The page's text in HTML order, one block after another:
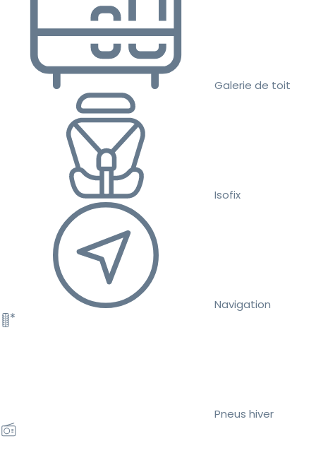
Galerie de toit
Isofix
Navigation
Pneus hiver